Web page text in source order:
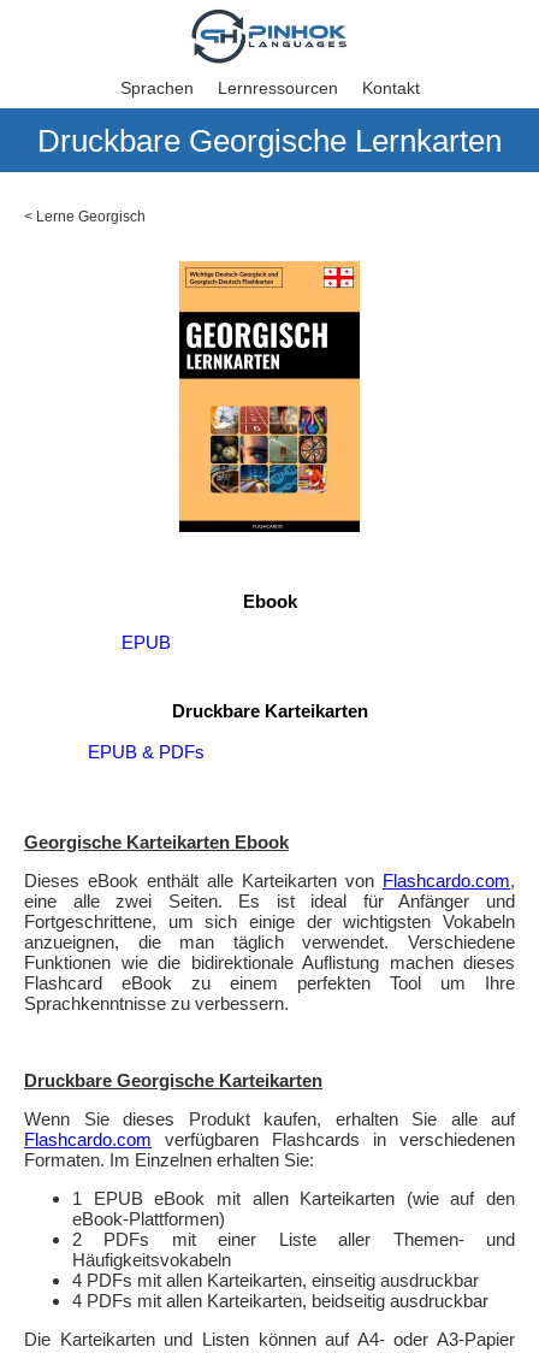
Sprachen Lernressourcen Kontakt
Druckbare Georgische Lernkarten
< Lerne Georgisch
Ebook
EPUB
Druckbare Karteikarten
EPUB & PDFs
Georgische Karteikarten Ebook
Dieses eBook enthält alle Karteikarten von Flashcardo.com,
eine alle zwei Seiten. Es ist ideal für Anfänger und
Fortgeschrittene, um sich einige der wichtigsten Vokabeln
anzueignen, die man täglich verwendet. Verschiedene
Funktionen wie die bidirektionale Auflistung machen dieses
Flashcard eBook zu einem perfekten Tool um Ihre
Sprachkenntnisse zu verbessern.
Druckbare Georgische Karteikarten
Wenn Sie dieses Produkt kaufen, erhalten Sie alle auf
Flashcardo.com verfügbaren Flashcards in verschiedenen
Formaten. Im Einzelnen erhalten Sie:
1 EPUB eBook mit allen Karteikarten (wie auf den
eBook-Plattformen)
2 PDFs mit einer Liste aller Themen- und
Häufigkeitsvokabeln
4 PDFs mit allen Karteikarten, einseitig ausdruckbar
4 PDFs mit allen Karteikarten, beidseitig ausdruckbar
Die Karteikarten und Listen können auf A4- oder A3-Papier